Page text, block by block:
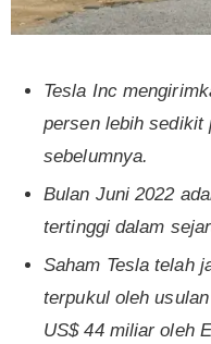
Tesla Inc
persen lebih sedikit
sebelumnya.
Bulan Juni 2022
tertinggi dalam
Saham Tesla telah
terpukul oleh
US$ 44 miliar oleh